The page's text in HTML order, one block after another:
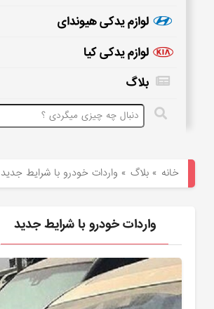
یدکی
هیوندای
لوازم یدکی هیوندای
لوازم یدکی کیا
بلاگ
خانه »بلاگ » واردات خودرو با شرایط جدید
واردات خودرو با شرایط جدید